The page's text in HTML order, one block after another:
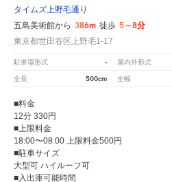
タイムズ上野毛通り
五島美術館から 386m 徒歩 5～8分
東京都世田谷区上野毛1-17
駐車場形式 - 屋内外形式
全長 500cm 全幅
■料金
12分 330円
■上限料金
18:00〜08:00 上限料金500円
■駐車サイズ
大型可 ハイルーフ可
■入出庫可能時間